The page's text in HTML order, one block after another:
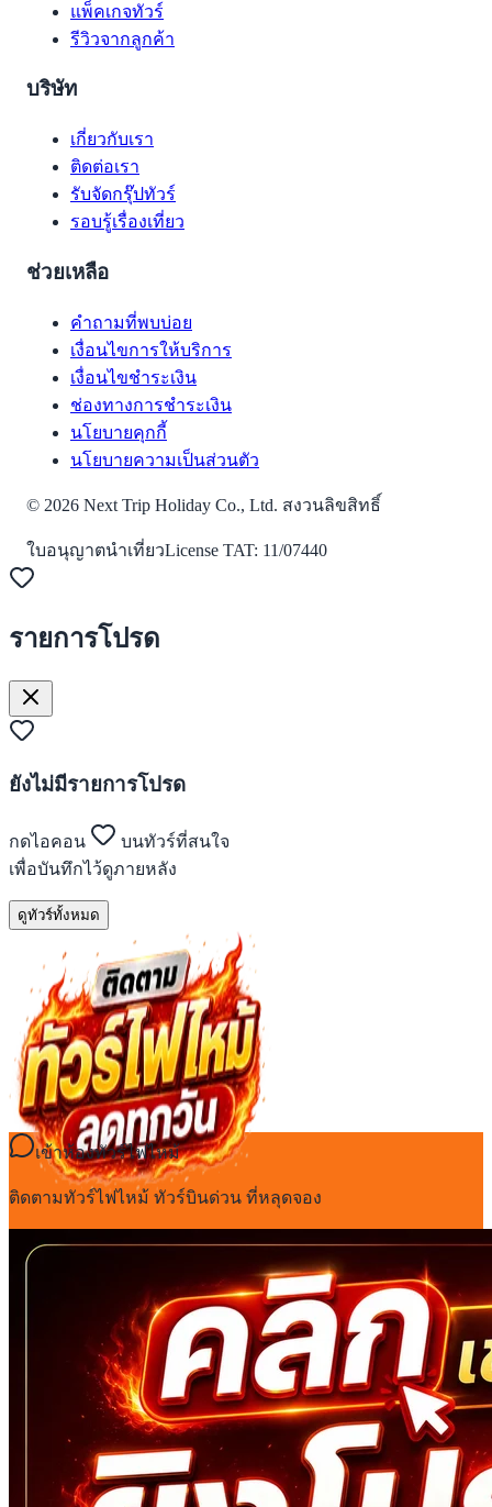
แพ็คเกจทัวร์
รีวิวจากลูกค้า
บริษัท
เกี่ยวกับเรา
ติดต่อเรา
รับจัดกรุ๊ปทัวร์
รอบรู้เรื่องเที่ยว
ช่วยเหลือ
คำถามที่พบบ่อย
เงื่อนไขการให้บริการ
เงื่อนไขชำระเงิน
ช่องทางการชำระเงิน
นโยบายคุกกี้
นโยบายความเป็นส่วนตัว
© 2026 Next Trip Holiday Co., Ltd. สงวนลิขสิทธิ์
ใบอนุญาตนำเที่ยวLicense TAT: 11/07440
รายการโปรด
ยังไม่มีรายการโปรด
กดไอคอน
บนทัวร์ที่สนใจ
เพื่อบันทึกไว้ดูภายหลัง
ดูทัวร์ทั้งหมด
เข้าห้องทัวร์ไฟไหม้
ติดตามทัวร์ไฟไหม้ ทัวร์บินด่วน ที่หลุดจอง